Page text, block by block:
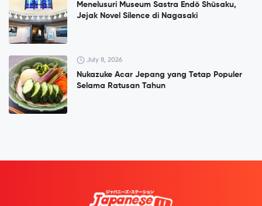
Menelusuri Museum Sastra Endō Shūsaku,
Jejak Novel Silence di Nagasaki
July 8, 2026
Nukazuke Acar Jepang yang Tetap Populer
Selama Ratusan Tahun